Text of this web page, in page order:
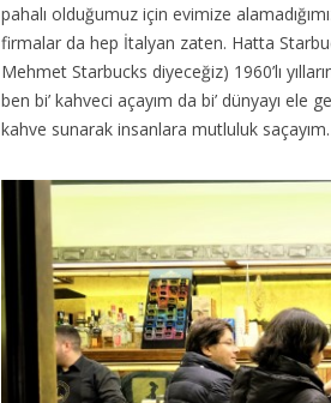
pahalı olduğumuz için evimize
firmalar da hep İtalyan zaten. Hatta
Mehmet Starbucks diyeceğiz) 1960’lı
ben bi’ kahveci açayım da bi’ dünyayı
kahve sunarak insanlara mutluluk